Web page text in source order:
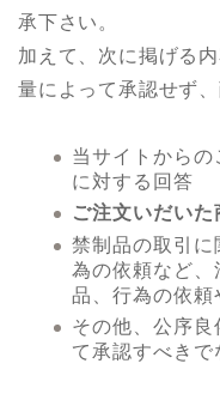
承下さい。
加えて、次に掲げる
量によって承認せず
当サイトから
に対する回答
ご注文いだい
禁制品の取引
為の依頼など、
品、行為の依頼
その他、公序
て承認すべきで